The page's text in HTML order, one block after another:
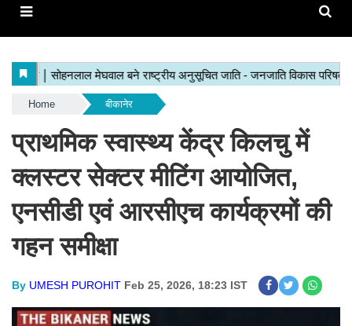
Home बीकानेर
प्राथमिक स्वास्थ्य केंद्र किलचु में
क्लस्टर सेक्टर मीटिंग आयोजित,
एनसीडी एवं आरसीएच कार्यक्रमों की
गहन समीक्षा
By UMESH PUROHIT Feb 25, 2026, 18:23 IST